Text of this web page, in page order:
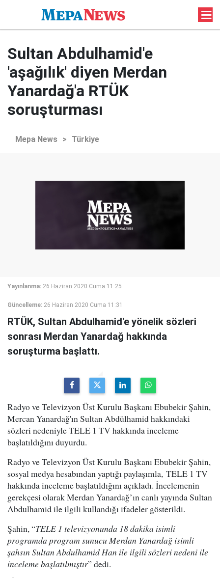
Sultan Abdulhamid'e
'aşağılık' diyen Merdan
Yanardağ'a RTÜK
soruşturması
Mepa News > Türkiye
Yayınlanma: 26 Haziran 2020 Cuma 11:25
Güncelleme: 26 Haziran 2020 Cuma 11:31
RTÜK, Sultan Abdulhamid'e yönelik sözleri
sonrası Merdan Yanardağ hakkında
soruşturma başlattı.
Radyo ve Televizyon Üst Kurulu Başkanı Ebubekir Şahin,
Mercan Yanardağ'ın Sultan Abdülhamid hakkındaki
sözleri nedeniyle TELE 1 TV hakkında inceleme
başlatıldığını duyurdu.
Radyo ve Televizyon Üst Kurulu Başkanı Ebubekir Şahin,
sosyal medya hesabından yaptığı paylaşımla, TELE 1 TV
hakkında inceleme başlatıldığını açıkladı. İncelemenin
gerekçesi olarak Merdan Yanardağ’ın canlı yayında Sultan
Abdulhamid ile ilgili kullandığı ifadeler gösterildi.
Şahin, “TELE 1 televizyonunda 18 dakika isimli
programda program sunucu Merdan Yanardağ isimli
şahsın Sultan Abdulhamid Han ile ilgili sözleri nedeni ile
inceleme başlatılmıştır” dedi.